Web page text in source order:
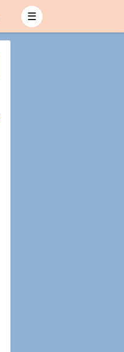
☰